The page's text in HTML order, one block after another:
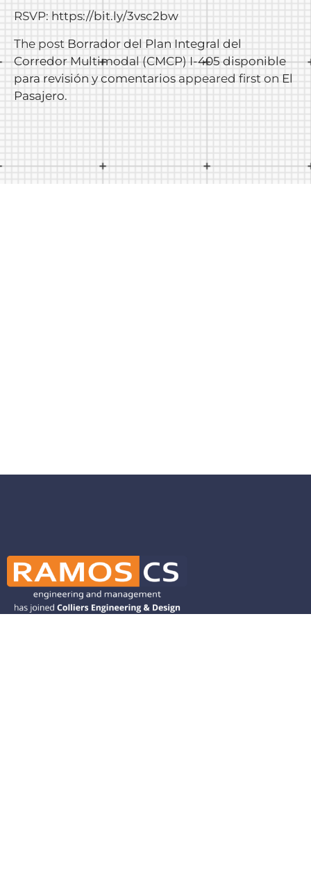
RSVP: https://bit.ly/3vsc2bw
The post Borrador del Plan Integral del
Corredor Multimodal (CMCP) I-405 disponible
para revisión y comentarios appeared first on El
Pasajero.